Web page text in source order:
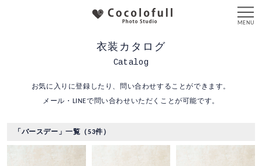
衣装カタログ
Catalog
お気に入りに登録したり、問い合わせすることができます。
メール・LINEで問い合わせいただくことが可能です。
「バースデー」一覧（53件）